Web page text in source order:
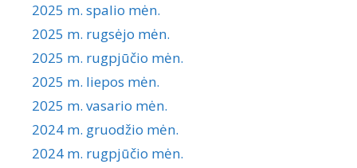
2025 m. spalio mėn.
2025 m. rugsėjo mėn.
2025 m. rugpjūčio mėn.
2025 m. liepos mėn.
2025 m. vasario mėn.
2024 m. gruodžio mėn.
2024 m. rugpjūčio mėn.